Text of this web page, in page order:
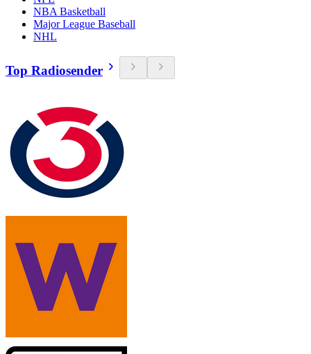
NBA Basketball
Major League Baseball
NHL
Top Radiosender